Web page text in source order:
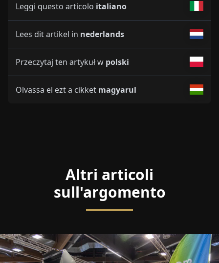
Leggi questo articolo italiano
Lees dit artikel in nederlands
Przeczytaj ten artykuł w polski
Olvassa el ezt a cikket magyarul
Altri articoli
sull'argomento